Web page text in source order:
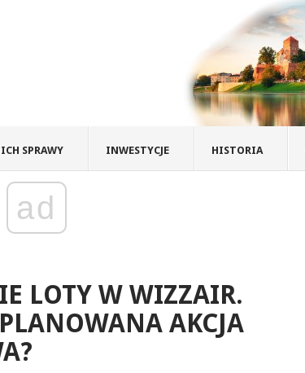
SPRAWY INWESTYCJE HISTORIA
ad
LOTY W WIZZAIR.
AKCJA